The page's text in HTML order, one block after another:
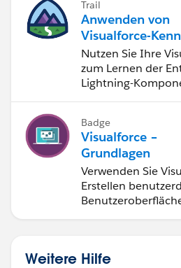
Trail
Anwenden von
Visualforce-
auf Lightning-
Komponenten
Nutzen Sie Ihre
zum Lernen der
Lightning-
Badge
Visualforce –
Grundlagen
Verwenden Sie
Erstellen
Weitere Hilfe